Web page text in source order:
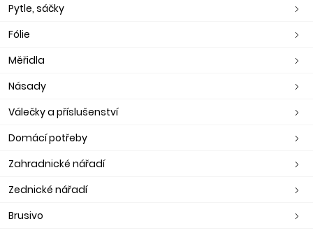
Pytle, sáčky
Fólie
Měřidla
Násady
Válečky a příslušenství
Domácí potřeby
Zahradnické nářadí
Zednické nářadí
Brusivo